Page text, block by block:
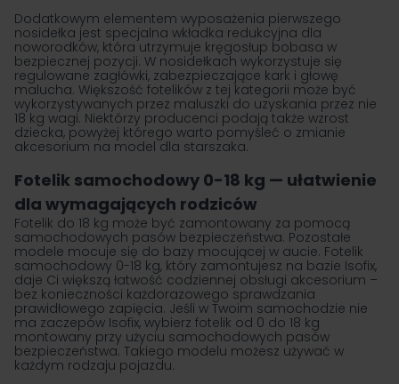
Dodatkowym elementem wyposażenia pierwszego
nosidełka jest specjalna wkładka redukcyjna dla
noworodków, która utrzymuje kręgosłup bobasa w
bezpiecznej pozycji. W nosidełkach wykorzystuje się
regulowane zagłówki, zabezpieczające kark i głowę
malucha. Większość fotelików z tej kategorii może być
wykorzystywanych przez maluszki do uzyskania przez nie
18 kg wagi. Niektórzy producenci podają także wzrost
dziecka, powyżej którego warto pomyśleć o zmianie
akcesorium na model dla starszaka.
Fotelik samochodowy 0-18 kg — ułatwienie
dla wymagających rodziców
Fotelik do 18 kg może być zamontowany za pomocą
samochodowych pasów bezpieczeństwa. Pozostałe
modele mocuje się do bazy mocującej w aucie. Fotelik
samochodowy 0-18 kg, który zamontujesz na bazie Isofix,
daje Ci większą łatwość codziennej obsługi akcesorium –
bez konieczności każdorazowego sprawdzania
prawidłowego zapięcia. Jeśli w Twoim samochodzie nie
ma zaczepów Isofix, wybierz fotelik od 0 do 18 kg
montowany przy użyciu samochodowych pasów
bezpieczeństwa. Takiego modelu możesz używać w
każdym rodzaju pojazdu.